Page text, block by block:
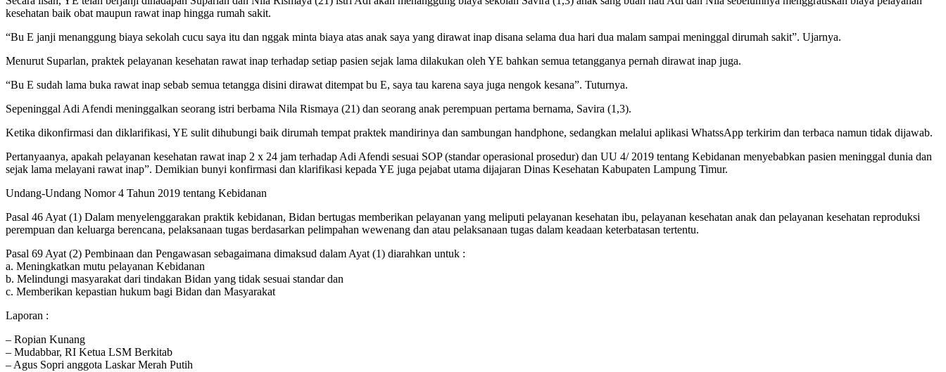
kesehatan baik obat maupun rawat inap hingga rumah sakit.
“Bu E janji menanggung biaya sekolah cucu saya itu dan nggak minta biaya atas anak saya yang dirawat inap disana selama dua hari dua malam sampai meninggal dirumah sakit”. Ujarnya.
Menurut Suparlan, praktek pelayanan kesehatan rawat inap terhadap setiap pasien sejak lama dilakukan oleh YE bahkan semua tetangganya pernah dirawat inap juga.
“Bu E sudah lama buka rawat inap sebab semua tetangga disini dirawat ditempat bu E, saya tau karena saya juga nengok kesana”. Tuturnya.
Sepeninggal Adi Afendi meninggalkan seorang istri berbama Nila Rismaya (21) dan seorang anak perempuan pertama bernama, Savira (1,3).
Ketika dikonfirmasi dan diklarifikasi, YE sulit dihubungi baik dirumah tempat praktek mandirinya dan sambungan handphone, sedangkan melalui aplikasi WhatssApp terkirim dan terbaca namun tidak dijawab.
Pertanyaanya, apakah pelayanan kesehatan rawat inap 2 x 24 jam terhadap Adi Afendi sesuai SOP (standar operasional prosedur) dan UU 4/ 2019 tentang Kebidanan menyebabkan pasien meninggal dunia dan
sejak lama melayani rawat inap”. Demikian bunyi konfirmasi dan klarifikasi kepada YE juga pejabat utama dijajaran Dinas Kesehatan Kabupaten Lampung Timur.
Undang-Undang Nomor 4 Tahun 2019 tentang Kebidanan
Pasal 46 Ayat (1) Dalam menyelenggarakan praktik kebidanan, Bidan bertugas memberikan pelayanan yang meliputi pelayanan kesehatan ibu, pelayanan kesehatan anak dan pelayanan kesehatan reproduksi
perempuan dan keluarga berencana, pelaksanaan tugas berdasarkan pelimpahan wewenang dan atau pelaksanaan tugas dalam keadaan keterbatasan tertentu.
Pasal 69 Ayat (2) Pembinaan dan Pengawasan sebagaimana dimaksud dalam Ayat (1) diarahkan untuk :
a. Meningkatkan mutu pelayanan Kebidanan
b. Melindungi masyarakat dari tindakan Bidan yang tidak sesuai standar dan
c. Memberikan kepastian hukum bagi Bidan dan Masyarakat
Laporan :
– Ropian Kunang
– Mudabbar, RI Ketua LSM Berkitab
– Agus Sopri anggota Laskar Merah Putih